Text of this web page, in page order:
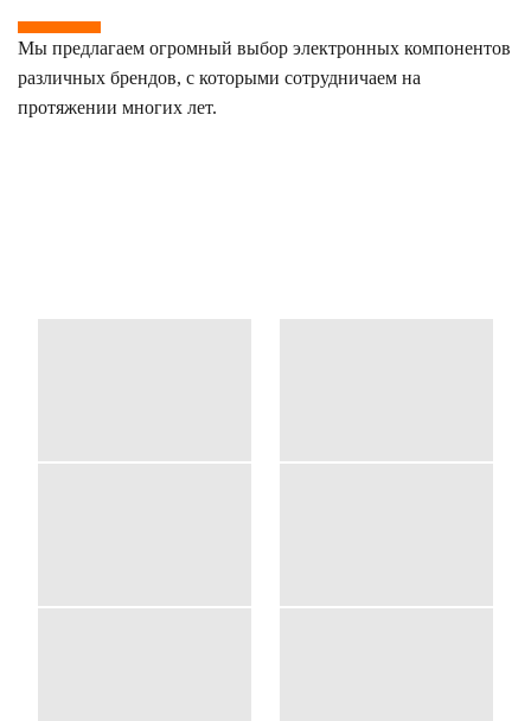
Мы предлагаем огромный выбор электронных компонентов
различных брендов, с которыми сотрудничаем на
протяжении многих лет.